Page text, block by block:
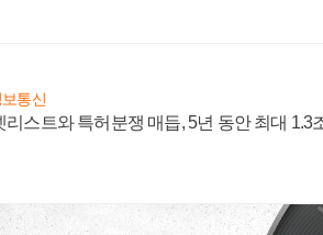
보통신
리스트와 특허분쟁 매듭, 5년 동안 최대 1.3